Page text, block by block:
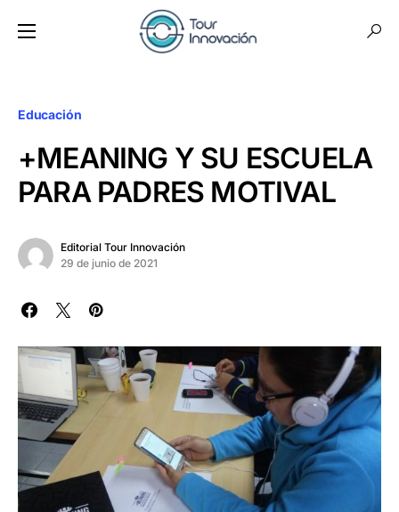
Educación
+MEANING Y SU ESCUELA
PARA PADRES MOTIVAL
Editorial Tour Innovación
29 de junio de 2021